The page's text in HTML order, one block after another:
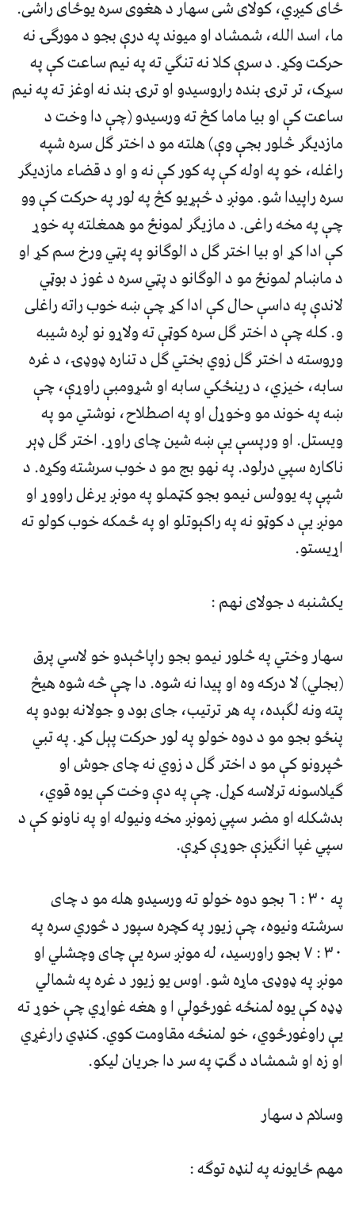
ځاى کيږي، کولاى شى سهار د هغوى سره يوځاى راشى.
ما، اسد الله، شمشاد او ميوند په درې بجو د مورگۍ نه
حرکت وکړ. د سرې کلا نه تنگي ته په نيم ساعت کې په
سړک، تر ترۍ بنده راروسيدو او ترۍ بند نه اوغز ته په نيم
ساعت کې او بيا ماما کڅ ته ورسيدو (چې دا وخت د
مازديگر څلور بجې وې) هلته مو د اختر گل سره شپه
راغله، خو په اوله کې په کور کې نه و او د قضاء مازديگر
سره راپيدا شو. مونږ د څېړيو کڅ په لور په حرکت کې وو
چې په مخه راغى. د مازيگر لمونځ مو همغلته په خوړ
کې ادا کړ او بيا اختر گل د الوگانو په پټي ورخ سم کړ او
د ماښام لمونځ مو د الوگانو د پټي سره د غوز د بوټي
لاندې په داسې حال کې ادا کړ چې ښه خوب راته راغلى
و. کله چې د اختر گل سره کوټې ته ولاړو نو لږه شيبه
وروسته د اختر گل زوي بختي گل د تناره ډوډۍ، د غره
سابه، خيزي، د رينځکي سابه او شړومبې راوړې، چې
ښه په خوند مو وخوړل او په اصطلاح، نوشتي مو په
ويستل. او ورپسې يې ښه شين چاى راوړ. اختر گل ډېر
ناکاره سپي درلود. په نهو بج مو د خوب سرشته وکړه. د
شپې په يوولس نيمو بجو کټملو په مونږ يرغل راووړ او
مونږ يې د کوټو نه په راکېوتلو او په ځمکه خوب کولو ته
اړيستو.
يکشنبه د جولاى نهم :
سهار وختي په څلور نيمو بجو راپاڅېدو خو لاسي پرق
(بجلي) لا درکه وه او پيدا نه شوه. دا چې څه شوه هيڅ
پته ونه لگېده، په هر ترتيب، جاى بود و جولانه بودو په
پنځو بجو مو د دوه خولو په لور حرکت پېل کړ. په تبي
څپرونو کې مو د اختر گل د زوي نه چاى جوش او
گيلاسونه ترلاسه کړل. چې په دې وخت کې يوه قوي،
بدشکله او مضر سپي زمونږ مخه ونيوله او په ناونو کې د
سپي غپا انگيزې جوړې کړې.
په ٣٠ : ٦ بجو دوه خولو ته ورسيدو هله مو د چاى
سرشته ونيوه، چې زيور په کچره سپور د څوري سره په
٣٠ : ٧ بجو راورسيد، له مونږ سره يې چاى وچشلي او
مونږ په ډوډۍ ماړه شو. اوس يو زيور د غره په شمالي
ډډه کې يوه لمنځه غورځولې ا و هغه غواړي چې خوړ ته
يې راوغورځوي، خو لمنځه مقاومت کوي. کنډي رارغړي
او زه او شمشاد د گټ په سر دا جريان ليکو.
وسلام د سهار
مهم ځايونه په لنډه توگه :